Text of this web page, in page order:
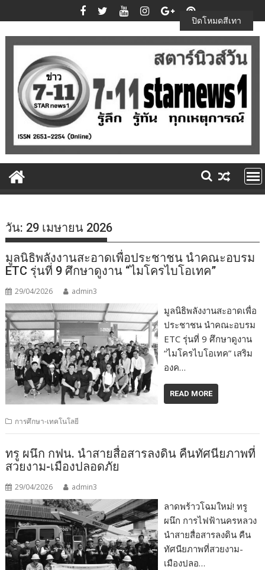
to
content
วัน: 29 เมษายน 2026
มูลนิธิพลังงานสะอาดเพื่อประชาชน นำคณะอบรม
ETC รุ่นที่ 9 ศึกษาดูงาน “ไมโครไบโอเทค”
29/04/2026 admin3
มูลนิธิพลังงานสะอาดเพื่อ
ประชาชน นำคณะอบรม
ETC รุ่นที่ 9 ศึกษาดูงาน
“ไมโครไบโอเทค” เสริม
องค…
READ MORE
การศึกษา-เทคโนโลยี
ทรู ผนึก กฟน. นำสายสื่อสารลงดิน คืนทัศนียภาพที่
สวยงาม-เมืองปลอดภัย
29/04/2026 admin3
ลาดพร้าวโฉมใหม่! ทรู
ผนึก การไฟฟ้านครหลวง
นำสายสื่อสารลงดิน คืน
ทัศนียภาพที่สวยงาม-
เมืองปลอ…
ปิดโหมดสีเทา